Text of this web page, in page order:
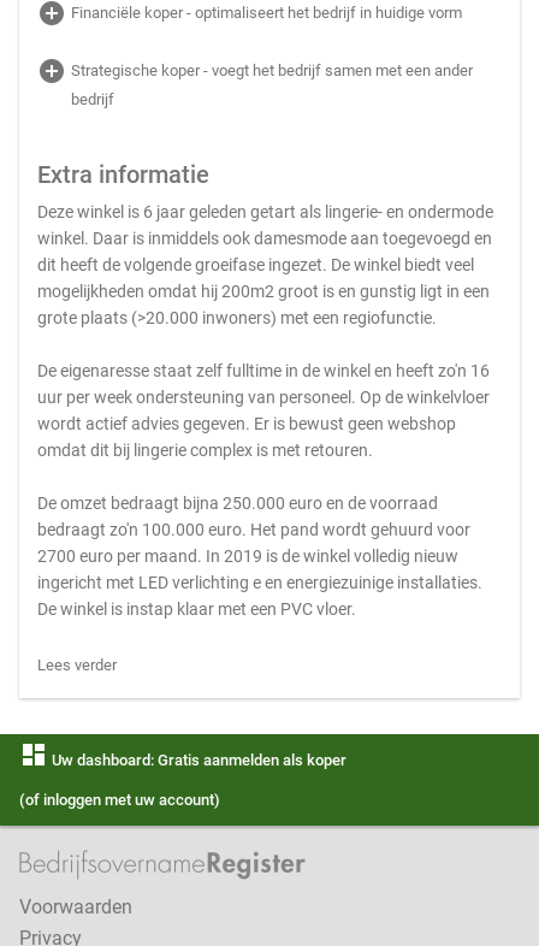
add_circle Financiële koper - optimaliseert het bedrijf in huidige vorm
add_circle Strategische koper - voegt het bedrijf samen met een ander
bedrijf
Extra informatie
Deze winkel is 6 jaar geleden getart als lingerie- en ondermode
winkel. Daar is inmiddels ook damesmode aan toegevoegd en
dit heeft de volgende groeifase ingezet. De winkel biedt veel
mogelijkheden omdat hij 200m2 groot is en gunstig ligt in een
grote plaats (>20.000 inwoners) met een regiofunctie.
De eigenaresse staat zelf fulltime in de winkel en heeft zo'n 16
uur per week ondersteuning van personeel. Op de winkelvloer
wordt actief advies gegeven. Er is bewust geen webshop
omdat dit bij lingerie complex is met retouren.
De omzet bedraagt bijna 250.000 euro en de voorraad
bedraagt zo'n 100.000 euro. Het pand wordt gehuurd voor
2700 euro per maand. In 2019 is de winkel volledig nieuw
ingericht met LED verlichting e en energiezuinige installaties.
De winkel is instap klaar met een PVC vloer.
Lees verder
dashboard Uw dashboard: Gratis aanmelden als koper
(of inloggen met uw account)
Voorwaarden
Privacy